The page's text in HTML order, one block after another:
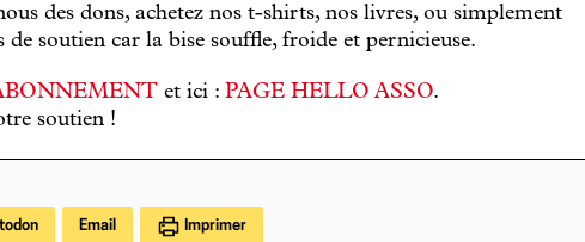
des dons, achetez nos t-shirts, nos livres, ou simplement
de soutien car la bise souffle, froide et pernicieuse.
et ici : PAGE HELLO ASSO.
soutien !
Email Imprimer